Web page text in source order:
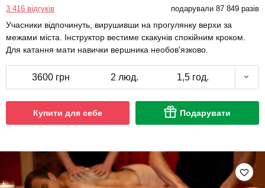
3 416 відгуків подарували 87 849 разів
Учасники відпочинуть, вирушивши на прогулянку верхи за
межами міста. Інструктор вестиме скакунів спокійним кроком.
Для катання мати навички вершника необов'язково.
3600 грн 2 люд. 1,5 год.
Купити для себе Подарувати